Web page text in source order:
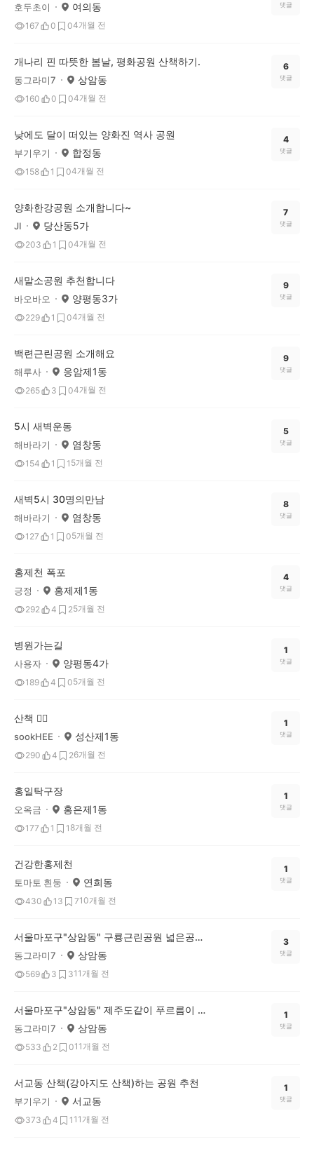
호두초이 여의동
167 0 04개월 전
댓글
개나리 핀 따뜻한 봄날, 평화공원 산책하기.
동그라미7 상암동
160 0 04개월 전
6
댓글
낮에도 달이 떠있는 양화진 역사 공원
부기우기 합정동
158 1 04개월 전
4
댓글
양화한강공원 소개합니다~
JI 당산동5가
203 1 04개월 전
7
댓글
새말소공원 추천합니다
바오바오 양평동3가
229 1 04개월 전
9
댓글
백련근린공원 소개해요
해루사 응암제1동
265 3 04개월 전
9
댓글
5시 새벽운동
해바라기 염창동
154 1 1 5개월 전
5
댓글
새벽5시 30명의만남
해바라기 염창동
127 1 05개월 전
8
댓글
홍제천 폭포
긍정 홍제제1동
292 4 25개월 전
4
댓글
병원가는길
사용자 양평동4가
189 4 05개월 전
1
댓글
산책 🚶‍♀️
sookHEE 성산제1동
290 4 26개월 전
1
댓글
홍일탁구장
오옥금 홍은제1동
177 1 1 8개월 전
1
댓글
건강한홍제천
토마토 흰둥 연희동
430 13 710개월 전
1
댓글
서울마포구"상암동" 구룡근린공원 넓은공원에서 운동해요.
동그라미7 상암동
569 3 311개월 전
3
댓글
서울마포구"상암동" 제주도같이 푸르름이 물씬 풍겨진 월드컵 공원 등 이 즐비되 있어요
동그라미7 상암동
533 2 011개월 전
1
댓글
서교동 산책(강아지도 산책)하는 공원 추천
부기우기 서교동
373 4 1 11개월 전
1
댓글